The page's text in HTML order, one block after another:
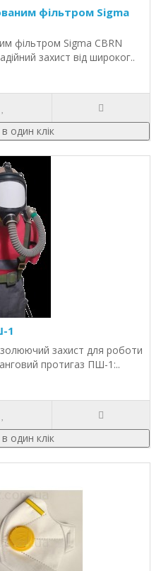
фільтром Sigma
фільтром Sigma CBRN
захист від широког..
один клік
1
захист для роботи
протигаз ПШ-1:..
один клік